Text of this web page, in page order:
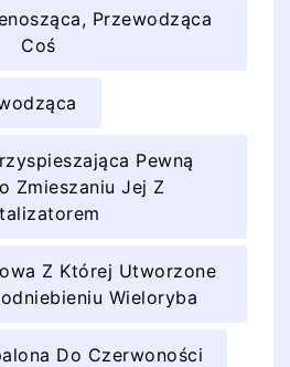
Przewodząca
Coś
Pewną
Zmieszaniu Jej Z
Z Której Utworzone
Wieloryba
Do Czerwoności